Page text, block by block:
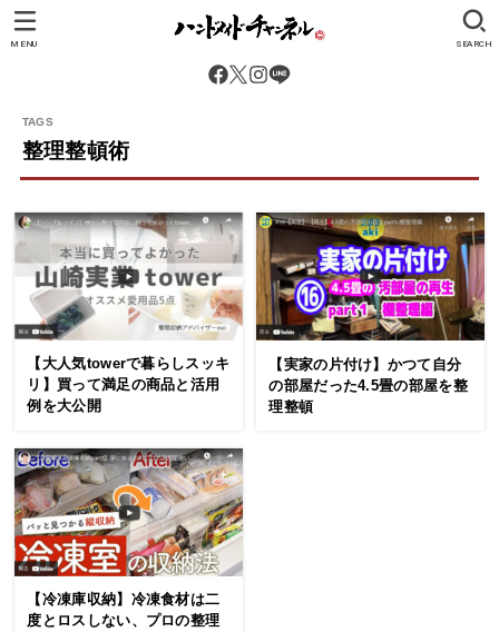
SEARCH
MENU
整理整頓術
【大人気towerで暮らしスッキ
リ】買って満足の商品と活用
例を大公開
【実家の片付け】かつて自分
の部屋だった4.5畳の部屋を整
理整頓
【冷凍庫収納】冷凍食材は二
度とロスしない、プロの整理